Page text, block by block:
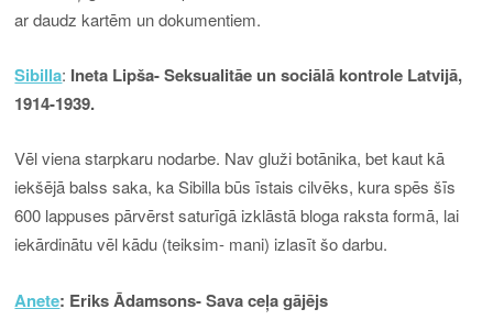
ar daudz kartēm un dokumentiem.
Sibilla: Ineta Lipša- Seksualitāe un sociālā kontrole Latvijā,
1914-1939.
Vēl viena starpkaru nodarbe. Nav gluži botānika, bet kaut kā
iekšējā balss saka, ka Sibilla būs īstais cilvēks, kura spēs šīs
600 lappuses pārvērst saturīgā izklāstā bloga raksta formā, lai
iekārdinātu vēl kādu (teiksim- mani) izlasīt šo darbu.
Anete: Eriks Ādamsons- Sava ceļa gājējs